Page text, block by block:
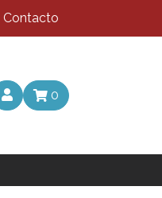
Contacto
0